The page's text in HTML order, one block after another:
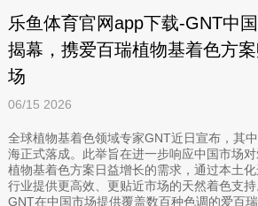
乐鱼体育官网app下载-GNT中
揭幕，携爱百瑞植物基着色方
场
06/15 2026
全球植物基着色领域专家GNT近日宣布，其
海正式落成。此举旨在进一步响应中国市场对
植物基着色方案日益增长的需求，通过本土
行业提供更高效、更贴近市场的天然着色支持
GNT在中国市场提供覆盖数百种色调的爱百